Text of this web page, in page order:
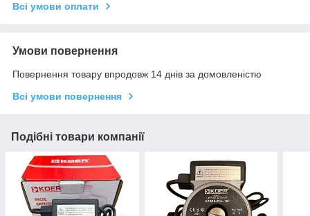
Всі умови оплати
Умови повернення
Повернення товару впродовж 14 днів за домовленістю
Всі умови повернення
Подібні товари компанії